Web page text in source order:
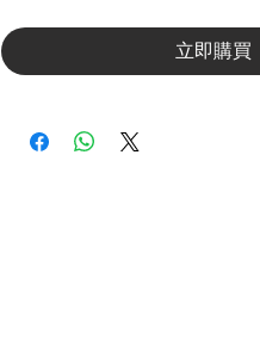
立即購買